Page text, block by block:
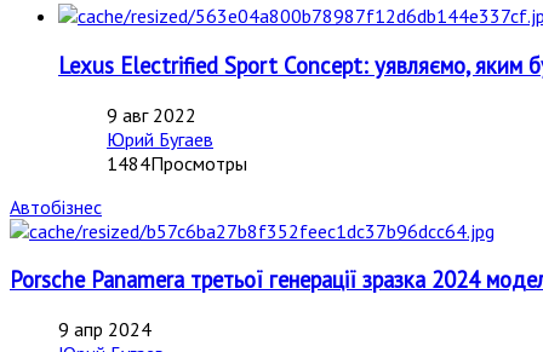
Lexus Electrified Sport Concept: уявляємо, яким
9 авг 2022
Юрий Бугаев
1484Просмотры
Автобізнес
Porsche Panamera третьої генерації зразка 2024
9 апр 2024